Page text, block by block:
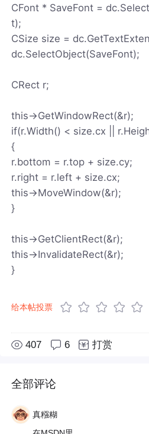
CFont * SaveFont =
t);
CSize size =
dc.SelectObject(SaveFont);
CRect r;
this->GetWindowRect(&r);
if(r.Width() < size.cx ||
{
r.bottom = r.top + size.cy;
r.right = r.left + size.cx;
this->MoveWindow(&r);
}
this->GetClientRect(&r);
this->InvalidateRect(&r);
}
给本帖投票
407 6 打赏
全部评论
真糨糊